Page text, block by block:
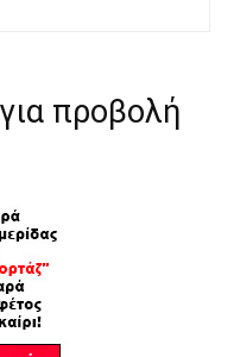
προβολή